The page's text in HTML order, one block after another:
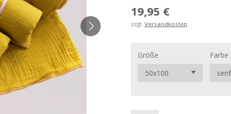
19,95 €
zzgl. Versandkosten
Größe Farbe